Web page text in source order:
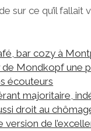
sur ce qu’il fallait
bar cozy à
de Mondkopf une
écouteurs
majoritaire,
droit au
version de